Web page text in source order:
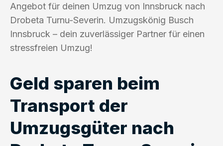
Angebot für deinen Umzug von Innsbruck nach
Drobeta Turnu-Severin. Umzugskönig Busch
Innsbruck – dein zuverlässiger Partner für einen
stressfreien Umzug!
Geld sparen beim
Transport der
Umzugsgüter nach